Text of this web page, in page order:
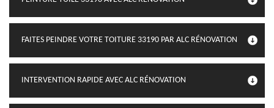
FAITES PEINDRE VOTRE TOITURE 33190 PAR ALC RÉNOVATION
INTERVENTION RAPIDE AVEC ALC RÉNOVATION